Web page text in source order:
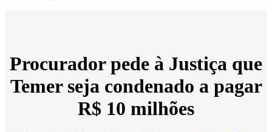
Procurador pede à Justiça que
Temer seja condenado a pagar
R$ 10 milhões